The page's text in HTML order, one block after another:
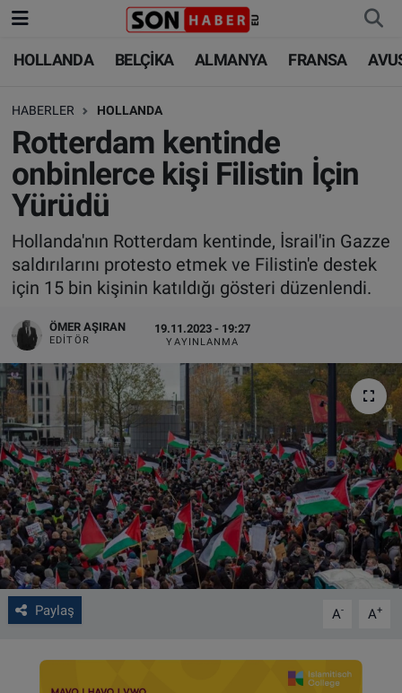
HOLLANDA BELÇİKA ALMANYA FRANSA
HABERLER HOLLANDA
Rotterdam kentinde
onbinlerce kişi Filistin İçin
Yürüdü
Hollanda'nın Rotterdam kentinde, İsrail'in Gazze
saldırılarını protesto etmek ve Filistin'e destek
için 15 bin kişinin katıldığı gösteri düzenlendi.
ÖMER AŞIRAN
EDITÖR
19.11.2023 - 19:27
YAYINLANMA
Paylaş A- A+
HOLLANDA
BELÇİKA
ALMANYA
FRANSA
AVUSTURYA
SAĞLIK - YAŞAM
BİLİM-TEKNOLOJİ
HOLLANDA
BELÇİKA
ALMANYA
TÜRKİYE
DÜNYA
BİLİM-TEKNOLOJİ
SAĞLIK
FOTO GALERİ
VIDEO GALERİ
ALGEMENE VOORWAARDEN
CONTACT
Çerez Politikası
Nöbetçi Eczaneler
Hava Durumu
Trafik Durumu
Süper Lig Puan Durumu ve Fikstür
Tüm Manşetler
Son Dakika Haberleri
Haber Arşivi